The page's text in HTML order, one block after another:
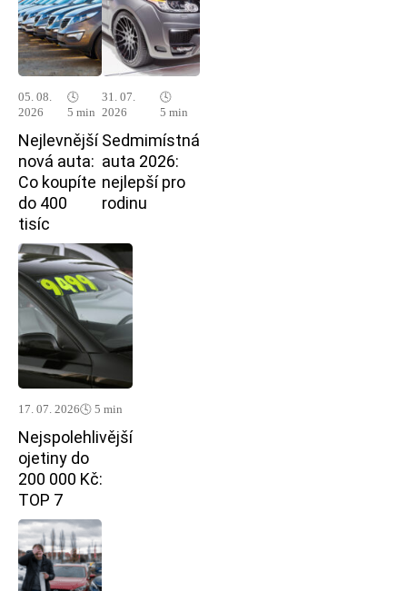
05. 08.
2026
🕓
5 min
Nejlevnější
nová auta:
Co koupíte
do 400
tisíc
31. 07.
2026
🕓
5 min
Sedmimístná
auta 2026:
nejlepší pro
rodinu
17. 07. 2026🕓 5 min
Nejspolehlivější
ojetiny do
200 000 Kč:
TOP 7